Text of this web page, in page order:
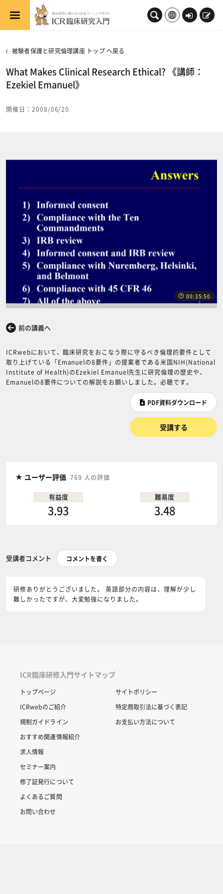
メインコンテンツへスキップする
ロ
新
被験者保護と研究倫理講座 トップ へ戻る
What Makes Clinical Research Ethical? 《講師：
Ezekiel Emanuel》
開催日：2008/06/20
00:35:50
前の講義へ
ICRwebにおいて、臨床研究をおこなう際に守るべき倫理的要件として
取り上げている「Emanuelの8要件」の提案者である米国NIH(National
Institute of Health)のEzekiel Emanuel先生に研究倫理の歴史や、
Emanuelの8要件についての解説をお願いしました。必聴です。
PDF資料ダウンロード
受講する
ユーザー評価 769 人の評価
有益度
3.93
難易度
3.48
受講者コメント コメントを書く
研修ありがとうございました。 英語部分の内容は、理解が少し
難しかったですが、大変勉強になりました。
ICR臨床研修入門サイトマップ
トップページ
ICRwebのご紹介
規制ガイドライン
おすすめ関連情報紹介
求人情報
セミナー案内
修了証発行について
よくあるご質問
お問い合わせ
サイトポリシー
特定商取引法に基づく表記
お支払い方法について